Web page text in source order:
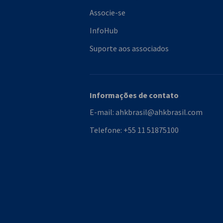
Associe-se
InfoHub
Suporte aos associados
Informações de contato
E-mail: ahkbrasil@ahkbrasil.com
Telefone: +55 11 51875100